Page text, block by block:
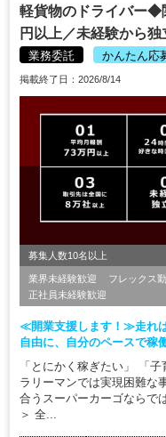
軽貨物のドライバー◆
円以上／未経験から
業務委託 かんたん応
掲載終了日：2026/8/14
募集人数10名以上
業界未経験歓迎 フレックス
正社員未経験歓迎
≪開業支援します！≫走れ
自由に、自分のペースで稼
「とにかく稼ぎたい」 「
ラリーマンでは実現困難な
合うスーパーカーゴならで
＞ 全...